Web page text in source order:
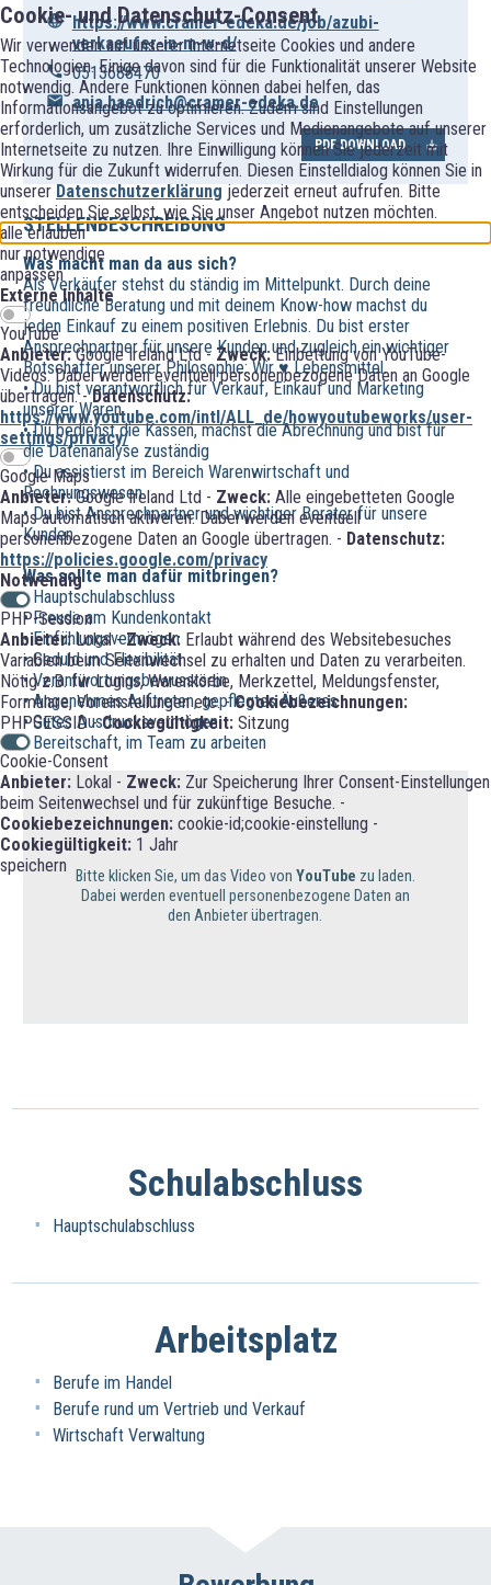
Cookie- und Datenschutz-Consent
Wir verwenden auf unserer Internetseite Cookies und andere
Technologien. Einige davon sind für die Funktionalität unserer Website
notwendig. Andere Funktionen können dabei helfen, das
Informationsangebot zu optimieren. Zudem sind Einstellungen
erforderlich, um zusätzliche Services und Medienangebote auf unserer
Internetseite zu nutzen. Ihre Einwilligung können Sie jederzeit mit
Wirkung für die Zukunft widerrufen. Diesen Einstelldialog können Sie in
unserer Datenschutzerklärung jederzeit erneut aufrufen. Bitte
entscheiden Sie selbst, wie Sie unser Angebot nutzen möchten.
alle erlauben
nur notwendige
anpassen
Externe Inhalte
YouTube
Anbieter:Google Ireland Ltd - Zweck:Einbettung von YouTube-
Videos. Dabei werden eventuell personenbezogene Daten an Google
übertragen. -Datenschutz:
https://www.youtube.com/intl/ALL_de/howyoutubeworks/user-
settings/privacy/
Google Maps
Anbieter:Google Ireland Ltd - Zweck: Alle eingebetteten Google
Maps automatisch aktiveren. Dabei werden eventuell
personenbezogene Daten an Google übertragen. - Datenschutz:
https://policies.google.com/privacy
Notwendig
PHP-Session
Anbieter:Lokal -Zweck: Erlaubt während des Websitebesuches
Variablen beim Seitenwechsel zu erhalten und Daten zu verarbeiten.
Nötig z.B. für Logins, Warenkörbe, Merkzettel, Meldungsfenster,
Formulare, Voreinstellungen etc. -Cookiebezeichnungen:
PHPSESSID -Cookiegültigkeit: Sitzung
Cookie-Consent
Anbieter: Lokal - Zweck: Zur Speicherung Ihrer Consent-Einstellungen
beim Seitenwechsel und für zukünftige Besuche. -
Cookiebezeichnungen: cookie-id;cookie-einstellung -
Cookiegültigkeit: 1 Jahr
speichern
https://www.cramer-edeka.de/job/azubi-
verkaeufer-in-m-w-d/
0513688470
anja.haedrich@cramer-edeka.de
PDF DOWNLOAD
STELLENBESCHREIBUNG
Was macht man da aus sich?
Als Verkäufer stehst du ständig im Mittelpunkt. Durch deine
freundliche Beratung und mit deinem Know-how machst du
jeden Einkauf zu einem positiven Erlebnis. Du bist erster
Ansprechpartner für unsere Kunden und zugleich ein wichtiger
Botschafter unserer Philosophie: Wir ♥ Lebensmittel.
• Du bist verantwortlich für Verkauf, Einkauf und Marketing
unserer Waren
• Du bedienst die Kassen, machst die Abrechnung und bist für
die Datenanalyse zuständig
• Du assistierst im Bereich Warenwirtschaft und
Rechnungswesen
• Du bist Ansprechpartner und wichtiger Berater für unsere
Kunden
Was sollte man dafür mitbringen?
• Hauptschulabschluss
• Freude am Kundenkontakt
• Einfühlungsvermögen
• Geduld und Flexibilität
• Verantwortungsbewusstsein
• Angenehmes Auftreten, gepflegtes Äußeres
• Gutes Ausdrucksvermögen
• Bereitschaft, im Team zu arbeiten
Bitte klicken Sie, um das Video von YouTube zu laden.
Dabei werden eventuell personenbezogene Daten an
den Anbieter übertragen.
Schulabschluss
Hauptschulabschluss
Arbeitsplatz
Berufe im Handel
Berufe rund um Vertrieb und Verkauf
Wirtschaft Verwaltung